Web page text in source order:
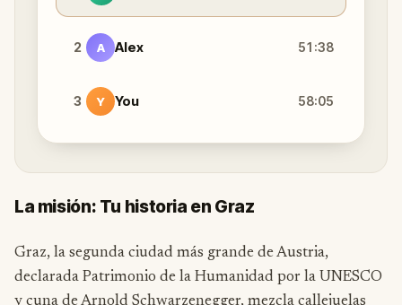
2 A Alex 51:38
3 Y You 58:05
La misión: Tu historia en Graz
Graz, la segunda ciudad más grande de Austria,
declarada Patrimonio de la Humanidad por la UNESCO
y cuna de Arnold Schwarzenegger, mezcla callejuelas